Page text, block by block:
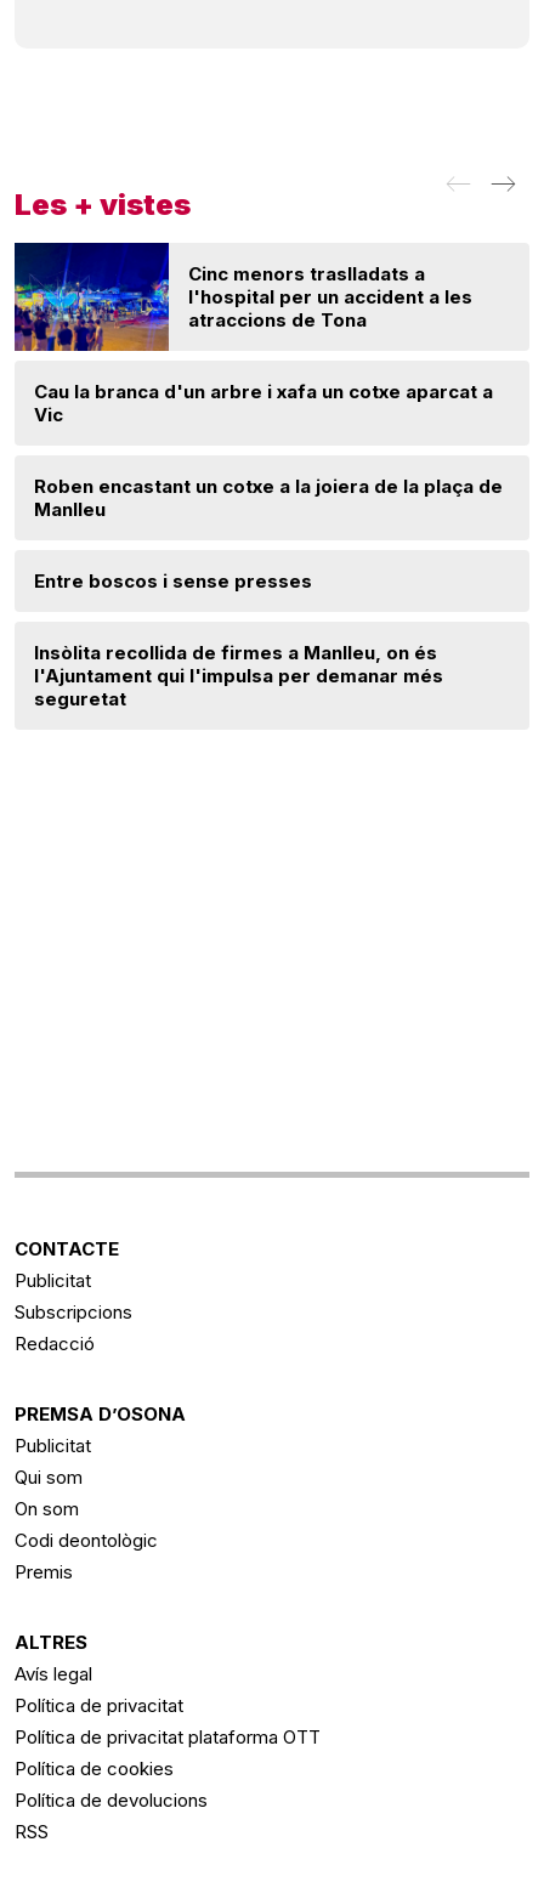
Les + vistes
Cinc menors traslladats a
l'hospital per un accident a les
atraccions de Tona
Cau la branca d'un arbre i xafa un cotxe aparcat a
Vic
Roben encastant un cotxe a la joiera de la plaça de
Manlleu
Entre boscos i sense presses
Insòlita recollida de firmes a Manlleu, on és
l'Ajuntament qui l'impulsa per demanar més
seguretat
CONTACTE
Publicitat
Subscripcions
Redacció
PREMSA D’OSONA
Publicitat
Qui som
On som
Codi deontològic
Premis
ALTRES
Avís legal
Política de privacitat
Política de privacitat plataforma OTT
Política de cookies
Política de devolucions
RSS